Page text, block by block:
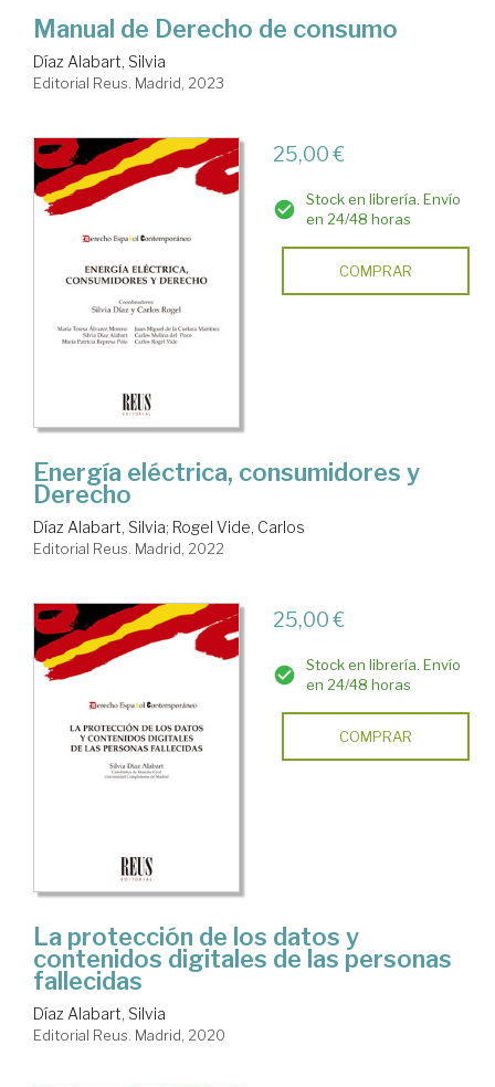
Manual de Derecho de consumo
Díaz Alabart, Silvia
Editorial Reus. Madrid, 2023
25,00 €
Stock en librería. Envío
en 24/48 horas
COMPRAR
Energía eléctrica, consumidores y
Derecho
Díaz Alabart, Silvia; Rogel Vide, Carlos
Editorial Reus. Madrid, 2022
25,00 €
Stock en librería. Envío
en 24/48 horas
COMPRAR
La protección de los datos y
contenidos digitales de las personas
fallecidas
Díaz Alabart, Silvia
Editorial Reus. Madrid, 2020